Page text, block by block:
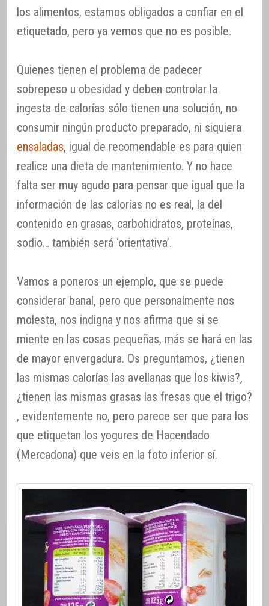
los alimentos, estamos obligados a confiar en el
etiquetado, pero ya vemos que no es posible.
Quienes tienen el problema de padecer
sobrepeso u obesidad y deben controlar la
ingesta de calorías sólo tienen una solución, no
consumir ningún producto preparado, ni siquiera
ensaladas, igual de recomendable es para quien
realice una dieta de mantenimiento. Y no hace
falta ser muy agudo para pensar que igual que la
información de las calorías no es real, la del
contenido en grasas, carbohidratos, proteínas,
sodio… también será ‘orientativa’.
Vamos a poneros un ejemplo, que se puede
considerar banal, pero que personalmente nos
molesta, nos indigna y nos afirma que si se
miente en las cosas pequeñas, más se hará en las
de mayor envergadura. Os preguntamos, ¿tienen
las mismas calorías las avellanas que los kiwis?,
¿tienen las mismas grasas las fresas que el trigo?
, evidentemente no, pero parece ser que para los
que etiquetan los yogures de Hacendado
(Mercadona) que veis en la foto inferior sí.